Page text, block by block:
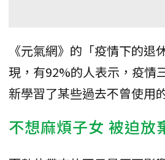
《元氣網》的「疫情下的退
現，有92%的人表示，疫情
新學習了某些過去不曾使用
不想麻煩子女 被迫放